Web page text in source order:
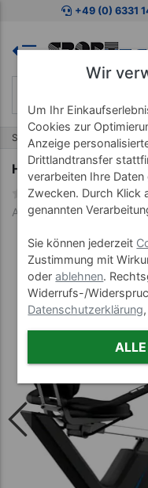
Zum Kaufbereich+49 (0) 6331
Start Fitnessgeräte
Horizon Fitness 5.0R
Art-Nr. 22255
Wir
Um Ihr
Cookies zur
Anzeige
Drittlandtransfer
verarbeiten Ihre
Zwecken. Durch Klick
genannten
Sie können jederzeit
Zustimmung mit
oderablehnen.
Widerrufs-/
Datenschutzerklärung,